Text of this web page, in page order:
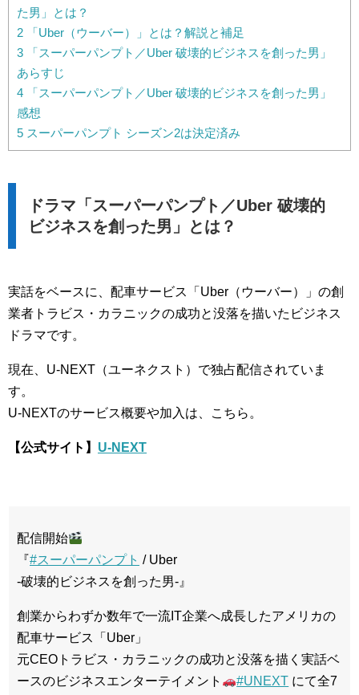
た男」とは？
2 「Uber（ウーバー）」とは？解説と補足
3 「スーパーパンプト／Uber 破壊的ビジネスを創った男」
あらすじ
4 「スーパーパンプト／Uber 破壊的ビジネスを創った男」
感想
5 スーパーパンプト シーズン2は決定済み
ドラマ「スーパーパンプト／Uber 破壊的
ビジネスを創った男」とは？
実話をベースに、配車サービス「Uber（ウーバー）」の創
業者トラビス・カラニックの成功と没落を描いたビジネス
ドラマです。
現在、U-NEXT（ユーネクスト）で独占配信されていま
す。
U-NEXTのサービス概要や加入は、こちら。
【公式サイト】 U-NEXT
配信開始
『#スーパーパンプト / Uber
-破壊的ビジネスを創った男-』
創業からわずか数年で一流IT企業へ成長したアメリカの
配車サービス「Uber」
元CEOトラビス・カラニックの成功と没落を描く実話ベ
ースのビジネスエンターテイメント
#UNEXT にて全7